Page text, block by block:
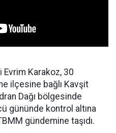
Evrim Karakoz, 30
ilçesine bağlı Kavşit
Dağı bölgesinde
gününde kontrol altına
gündemine taşıdı.